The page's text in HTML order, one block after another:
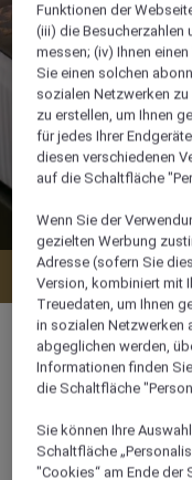
Stadtblick
Funktionen der
(iii) die Besucherzahlen
messen; (iv) Ihnen
Sie einen solchen
sozialen Netzwerken zu
zu erstellen, um Ihnen
für jedes Ihrer
diesen verschiedenen
auf die Schaltfläche
Wenn Sie der
gezielten Werbung
Adresse (sofern Sie
Version, kombiniert mit
Treuedaten, um Ihnen
in sozialen Netzwerken
abgeglichen werden,
Informationen finden
die Schaltfläche
Sie können Ihre
Schaltfläche
"Cookies“ am Ende der